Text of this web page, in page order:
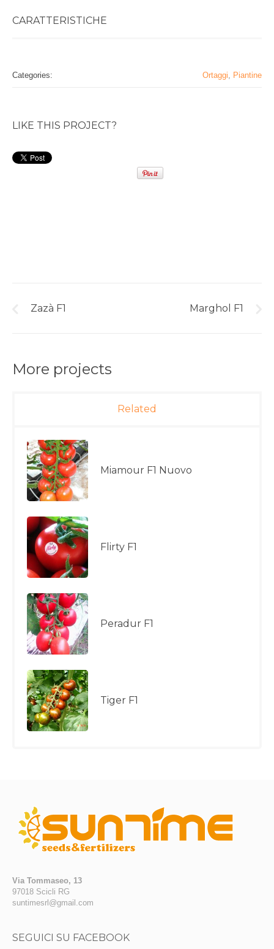
CARATTERISTICHE
Categories: Ortaggi, Piantine
LIKE THIS PROJECT?
Marghol F1
Zazà F1
More projects
Related
Miamour F1 Nuovo
Flirty F1
Peradur F1
Tiger F1
Via Tommaseo, 13
97018 Scicli RG
suntimesrl@gmail.com
SEGUICI SU FACEBOOK